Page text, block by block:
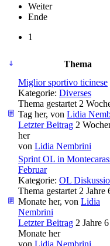
Weiter
Ende
1
Thema
Miglior sportivo ticinese
Kategorie: Diverses
Thema gestartet 2
Tag her, von Lidia
Letzter Beitrag 2
her
von Lidia Nembrini
Sprint OL in
Februar
Kategorie: OL
Thema gestartet 2 Jahre
Monate her, von Lidia
Nembrini
Letzter Beitrag 2 Jahre 6
Monate her
von Lidia Nembrini